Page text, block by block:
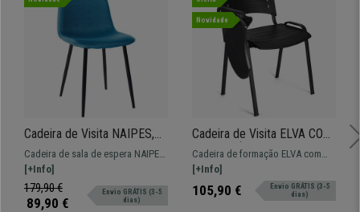
Cadeira de Visita NAIPES,
Estructura Metálica, Em
Tecido, Cor Azul
Cadeira de sala de espera NAIPES,
um modelo moderno ideal para
deixar as suas visitas
confortáveis!
[+Info]
179,90 €
89,90 €
Envio GRÁTIS (3-5
dias)
Novidade
Cadeira de Visita ELVA COM
PALMATÓRIA, Confortável,
Pernas Pretas, Cor Preto
Cadeira de formação ELVA com
PALMATÓRIA. Modelo ideal para
salas de formação ou eventos em
que necessitemos de uma mesa.
[+Info]
105,90 €
Envio GRÁTIS (3-5
dias)